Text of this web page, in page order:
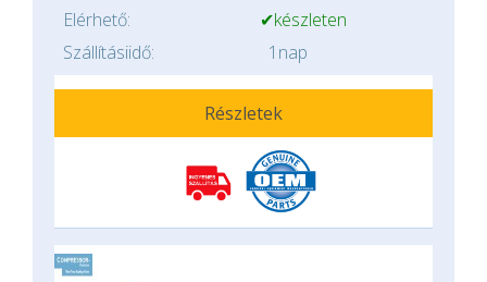
Elérhető:
✔készleten
Szállításiidő:
1nap
Részletek